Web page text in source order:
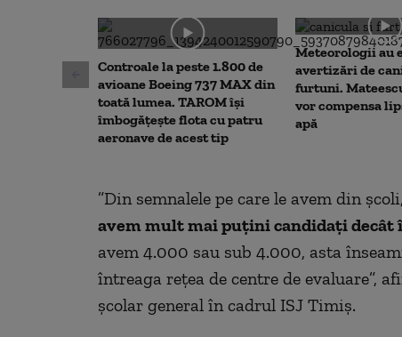
0
secondsVolume
90%
Controale la peste 1.800 de
avioane Boeing 737 MAX din
toată lumea. TAROM își
îmbogățește flota cu patru
aeronave de acest tip
Meteorologii au
avertizări de
furtuni.
vor compensa
apă
”Din semnalele pe care le avem din
avem mult mai puțini candidați decât
avem 4.000 sau sub 4.000, asta
întreaga rețea de centre de evaluare”,
școlar general în cadrul ISJ Timiș.